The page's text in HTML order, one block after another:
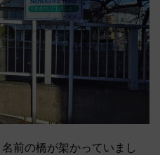
前の橋が架かっていまし